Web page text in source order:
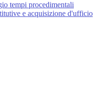
tempi procedimentali
e acquisizione d'ufficio